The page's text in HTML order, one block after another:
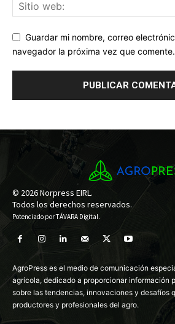
Guardar mi nombre, correo
navegador la próxima vez que comente.
© 2026 Norpress EIRL.
Todos los derechos reservados.
Potenciado porTÁVARA Digital.
AgroPress es el medio de comunicación
agrícola, dedicado a proporcionar información
sobre las tendencias, innovaciones y desafíos
productores y profesionales del agro.